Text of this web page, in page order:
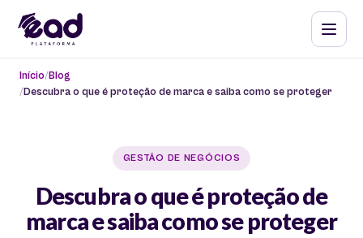
Início Blog
Descubra o que é proteção de marca e saiba como se proteger
GESTÃO DE NEGÓCIOS
Descubra o que é proteção de
marca e saiba como se proteger